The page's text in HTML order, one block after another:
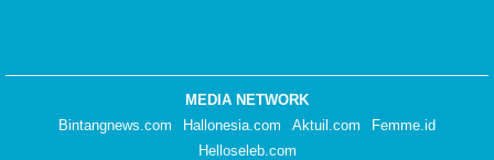
MEDIA NETWORK
Bintangnews.com
Hallonesia.com Aktuil.com
Femme.id
Helloseleb.com